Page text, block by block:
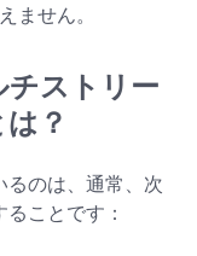
ません。
チストリー
？
るのは、通常、次
ことです：